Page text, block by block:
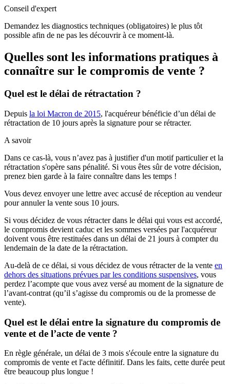
Conseil d'expert
Demandez les diagnostics techniques (obligatoires) le plus tôt
possible afin de ne pas les découvrir à ce moment-là.
Quelles sont les informations pratiques à
connaître sur le compromis de vente ?
Quel est le délai de rétractation ?
Depuis la loi Macron de 2015, l'acquéreur bénéficie d’un délai de
rétractation de 10 jours après la signature pour se rétracter.
A savoir
Dans ce cas-là, vous n’avez pas à justifier d'un motif particulier et la
rétractation s'opère sans pénalité. Si vous êtes sûr de votre décision,
prenez bien garde à la faire connaître dans les temps !
Vous devez envoyer une lettre avec accusé de réception au vendeur
pour annuler la vente sous 10 jours.
Si vous décidez de vous rétracter dans le délai qui vous est accordé,
le compromis devient caduc et les sommes versées par l'acquéreur
doivent vous être restituées dans un délai de 21 jours à compter du
lendemain de la date de la rétractation.
Au-delà de ce délai, si vous décidez de vous rétracter de la vente en
dehors des situations prévues par les conditions suspensives, vous
perdez l’acompte que vous avez versé au moment de la signature de
l’avant-contrat (qu’il s’agisse du compromis ou de la promesse de
vente).
Quel est le délai entre la signature du compromis de
vente et de l’acte de vente ?
En règle générale, un délai de 3 mois s'écoule entre la signature du
compromis de vente et l'acte définitif. Dans les faits, cette durée peut
être beaucoup plus longue !